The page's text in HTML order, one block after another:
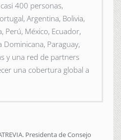
400 personas,
Argentina, Bolivia,
Perú, México, Ecuador,
Dominicana, Paraguay,
y una red de partners
una cobertura global a
Presidenta de Consejo